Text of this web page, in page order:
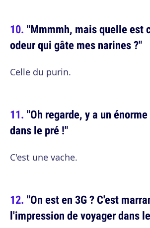
"Mmmmh, mais quelle est
odeur qui gâte mes narines ?"
Celle du purin.
"Oh regarde, y a un
dans le pré !"
C'est une vache.
"On est en 3G ? C'est
l'impression de voyager dans